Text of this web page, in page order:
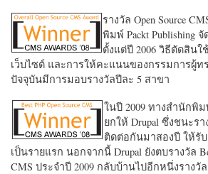
รางวัล Open Source
พิมพ์ Packt Publishing
ตั้งแต่ปี 2006 วิธีตัดสิน
เว็บไซต์ และการให้คะแนนของกรรมการผู้
ปัจจุบันมีการมอบรางวัลปีละ 5 สาขา
ในปี 2009 ทางสำนักพิม
ยกให้ Drupal ซึ่งชนะรา
ติดต่อกันมาสองปี ให้รับ
เป็นรายแรก นอกจากนี้ Drupal ยังตบรางวัล
CMS ประจำปี 2009 กลับบ้านไปอีกหนึ่งรางวั